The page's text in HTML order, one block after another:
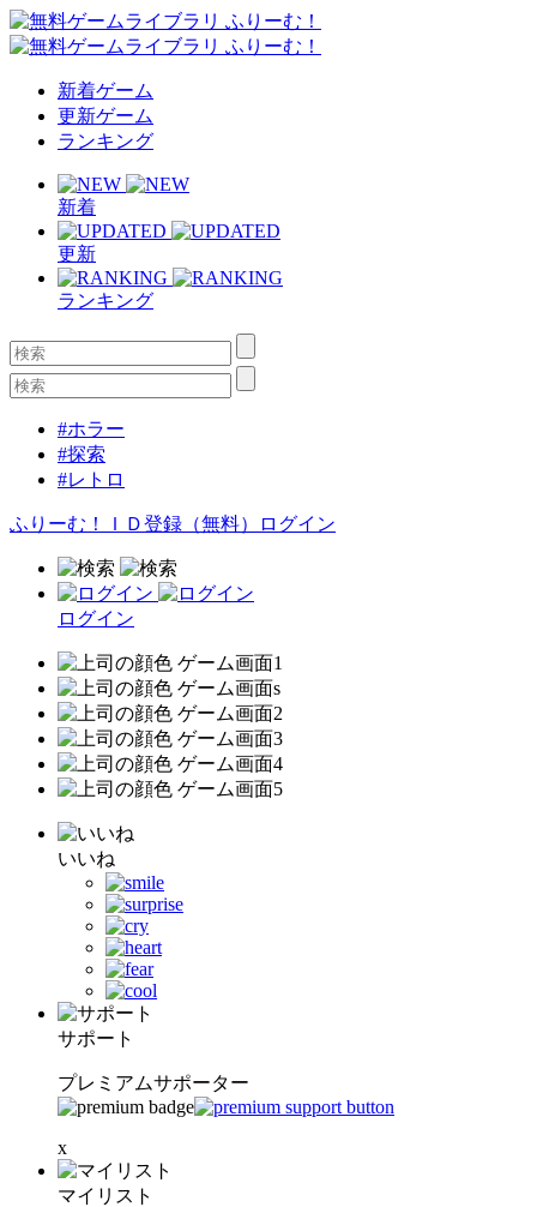
新着ゲーム
更新ゲーム
ランキング
新着
更新
ランキング
#ホラー
#探索
#レトロ
ふりーむ！ＩＤ登録（無料） ログイン
ログイン
いいね
サポート
プレミアムサポーター
x
マイリスト